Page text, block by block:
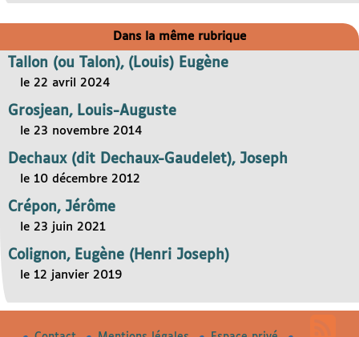
Dans la même rubrique
Tallon (ou Talon), (Louis) Eugène
le 22 avril 2024
Grosjean, Louis-Auguste
le 23 novembre 2014
Dechaux (dit Dechaux-Gaudelet), Joseph
le 10 décembre 2012
Crépon, Jérôme
le 23 juin 2021
Colignon, Eugène (Henri Joseph)
le 12 janvier 2019